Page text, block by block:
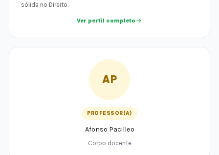
sólida no Direito.
Ver perfil completo
AP
PROFESSOR(A)
Afonso Pacilleo
Corpo docente